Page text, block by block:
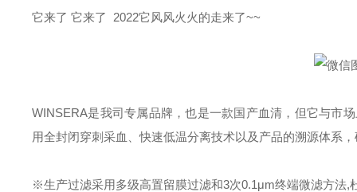
它来了 它来了 2022它风风火火的走来了~~
WINSERA是我司专属品牌，也是一款国产血清，但它与市
用全封闭穿刺采血、快速低温分离技术以及产品的溯源体系
※生产过滤采用多级高置留膜过滤和3次0.1μm终端微滤方法,